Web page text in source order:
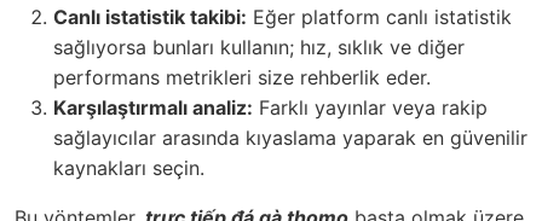
Canlı istatistik takibi: Eğer platform canlı istatistik
sağlıyorsa bunları kullanın; hız, sıklık ve diğer
performans metrikleri size rehberlik eder.
Karşılaştırmalı analiz: Farklı yayınlar veya rakip
sağlayıcılar arasında kıyaslama yaparak en güvenilir
kaynakları seçin.